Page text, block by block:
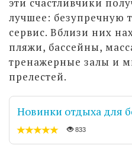
эти счастливчики
лучшее: безупречную
сервис. Вблизи них
пляжи, бассейны,
тренажерные залы и
прелестей.
Новинки отдыха для
833